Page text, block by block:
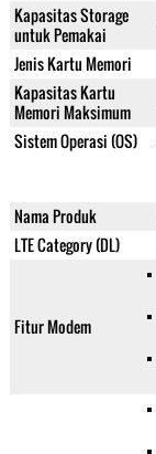
Kapasitas Storage
untuk Pemakai
Jenis Kartu Memori
Kapasitas Kartu
Memori Maksimum
Sistem Operasi (OS)
Nama Produk
LTE Category (DL)
Fitur Modem